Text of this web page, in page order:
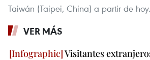
Taiwán (Taipei, China) a partir de hoy.
VER MÁS
Visitantes